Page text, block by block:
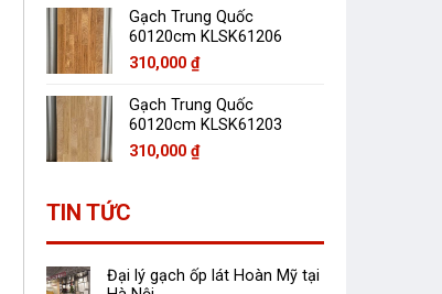
Gạch Trung Quốc
60120cm KLSK61206
310,000 ₫
Gạch Trung Quốc
60120cm KLSK61203
310,000 ₫
TIN TỨC
Đại lý gạch ốp lát Hoàn Mỹ tại